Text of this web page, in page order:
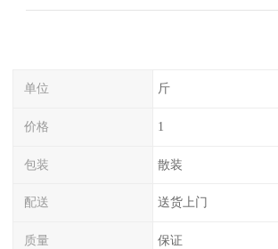
单位 斤
价格 1
包装 散装
配送 送货上门
质量 保证